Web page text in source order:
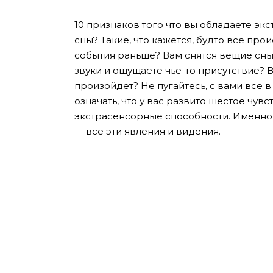
10 признаков того что вы обладаете
сны? Такие, что кажется, будто все
события раньше? Вам снятся вещие
звуки и ощущаете чье-то присутствие?
произойдет? Не пугайтесь, с вами все
означать, что у вас развито шестое
экстрасенсорные способности.
— все эти явления и видения.